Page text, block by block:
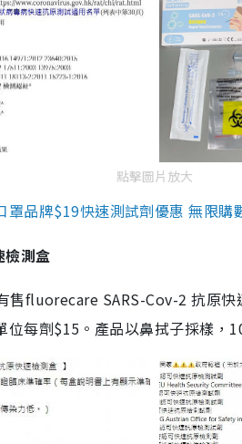
點擊圖片放大
罩品牌$19快速測試劑優惠 無限
測盒
售fluorecare SARS-Cov-2 抗原
每劑$15。產品以鼻拭子採樣，